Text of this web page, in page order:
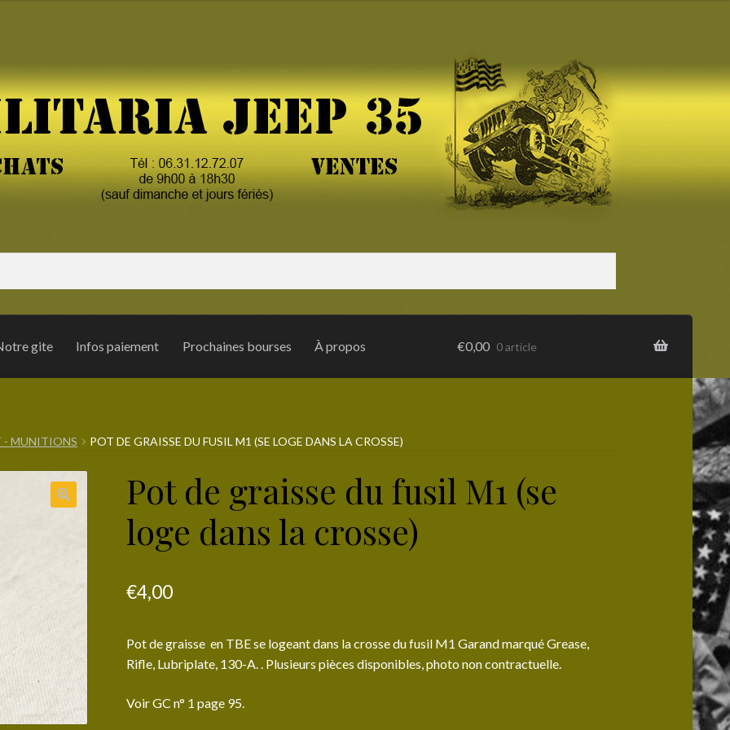
gite Infos paiement Prochaines bourses À propos €0,00 0 article
- MUNITIONS POT DE GRAISSE DU FUSIL M1 (SE LOGE DANS LA CROSSE)
Pot de graisse du fusil M1 (se
loge dans la crosse)
€4,00
Pot de graisse en TBE se logeant dans la crosse du fusil M1 Garand marqué Grease,
Rifle, Lubriplate, 130-A. . Plusieurs pièces disponibles, photo non contractuelle.
Voir GC n° 1 page 95.